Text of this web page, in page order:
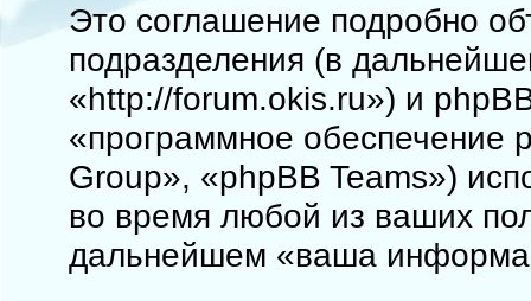
Это соглашение подробно
подразделения (в
«http://forum.okis.ru») и
«программное обеспечение
Group», «phpBB Teams»)
во время любой из ваших
дальнейшем «ваша